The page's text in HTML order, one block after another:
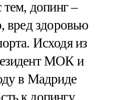
тем, допинг –
вред здоровью
Исходя из
МОК и
в Мадриде